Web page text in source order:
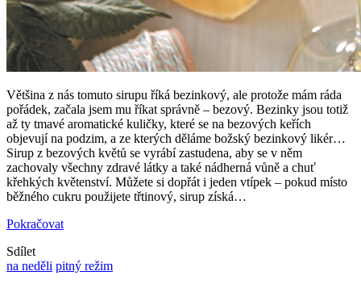
Většina z nás tomuto sirupu říká bezinkový, ale protože mám ráda
pořádek, začala jsem mu říkat správně – bezový. Bezinky jsou totiž
až ty tmavé aromatické kuličky, které se na bezových keřích
objevují na podzim, a ze kterých děláme božský bezinkový likér…
Sirup z bezových květů se vyrábí zastudena, aby se v něm
zachovaly všechny zdravé látky a také nádherná vůně a chuť
křehkých květenství. Můžete si dopřát i jeden vtípek – pokud místo
běžného cukru použijete třtinový, sirup získá…
Pokračovat
Sdílet
na neděli pitný režim